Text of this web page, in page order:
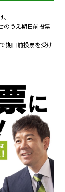
のうえ期日前投票
期日前投票を受け